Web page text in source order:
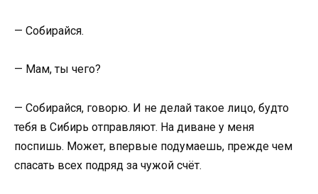
— Собирайся.
— Мам, ты чего?
— Собирайся, говорю. И не делай такое лицо, будто
тебя в Сибирь отправляют. На диване у меня
поспишь. Может, впервые подумаешь, прежде чем
спасать всех подряд за чужой счёт.